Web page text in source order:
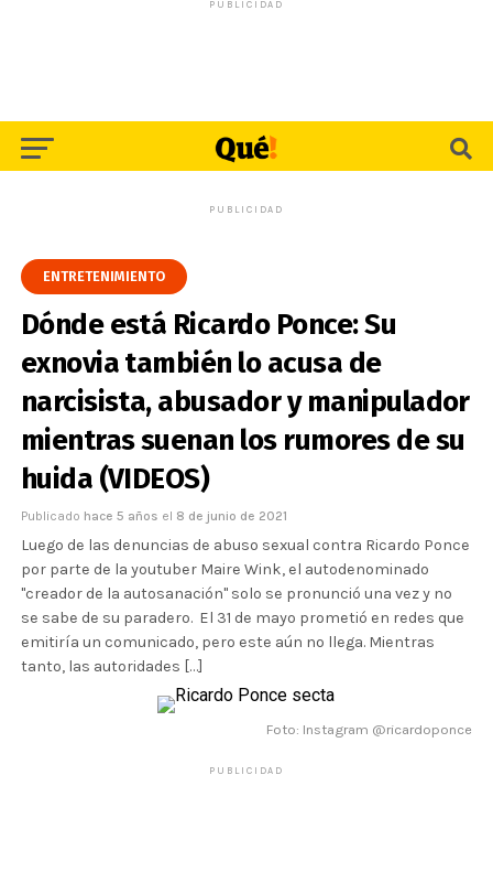
PUBLICIDAD
PUBLICIDAD
ENTRETENIMIENTO
Dónde está Ricardo Ponce: Su
exnovia también lo acusa de
narcisista, abusador y manipulador
mientras suenan los rumores de su
huida (VIDEOS)
Publicado hace 5 años el 8 de junio de 2021
Luego de las denuncias de abuso sexual contra Ricardo Ponce
por parte de la youtuber Maire Wink, el autodenominado
"creador de la autosanación" solo se pronunció una vez y no
se sabe de su paradero. El 31 de mayo prometió en redes que
emitiría un comunicado, pero este aún no llega. Mientras
tanto, las autoridades […]
Foto: Instagram @ricardoponce
PUBLICIDAD